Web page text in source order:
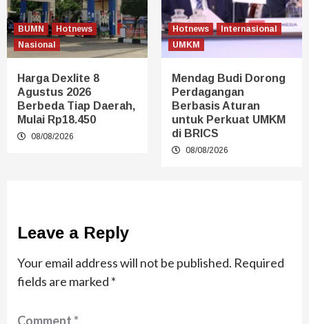
BUMN
Hotnews
Nasional
Harga Dexlite 8
Agustus 2026
Berbeda Tiap Daerah,
Mulai Rp18.450
08/08/2026
Hotnews
Internasional
UMKM
Mendag Budi Dorong
Perdagangan
Berbasis Aturan
untuk Perkuat UMKM
di BRICS
08/08/2026
Leave a Reply
Your email address will not be published. Required
fields are marked *
Comment*